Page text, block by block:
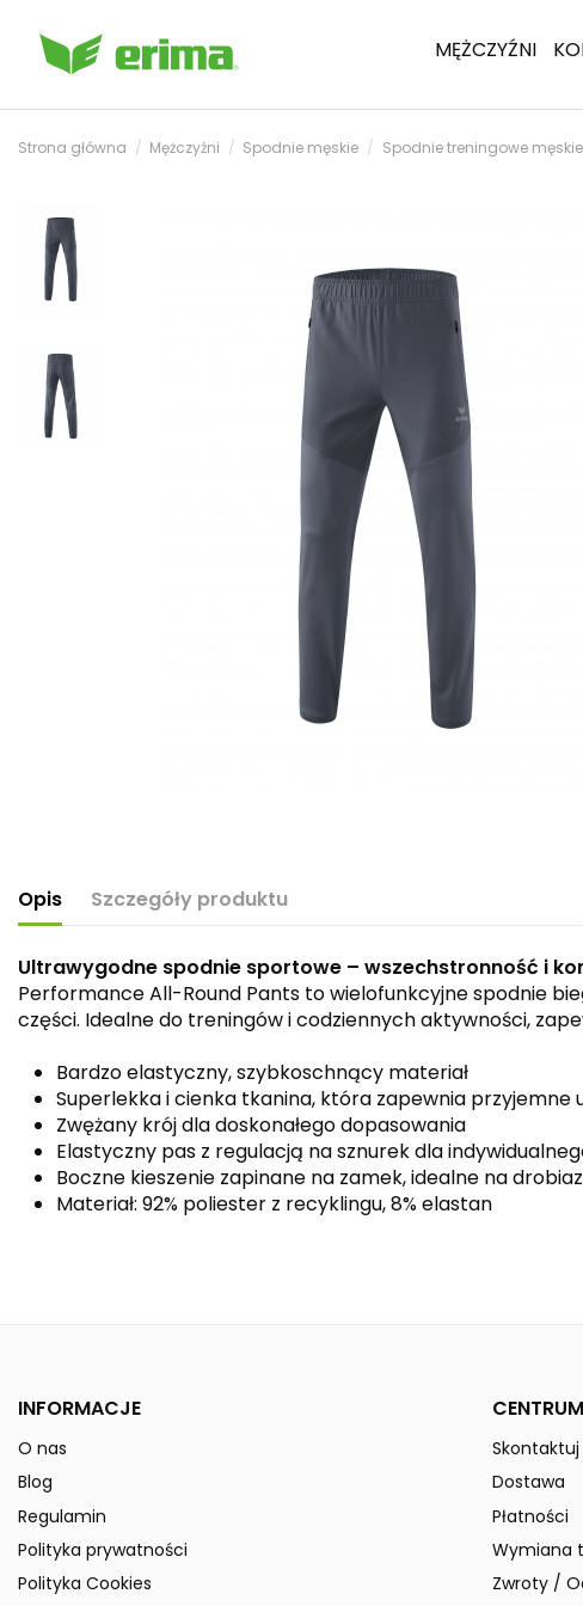
MĘŻCZYŹNI
Strona główna Mężczyźni Spodnie męskie Spodnie treningowe męskie
Opis Szczegóły produktu
Ultrawygodne spodnie sportowe – wszechstronność i
Performance All-Round Pants to wielofunkcyjne spodnie
części. Idealne do treningów i codziennych aktywności,
Bardzo elastyczny, szybkoschnący materiał
Superlekka i cienka tkanina, która zapewnia przyjemne
Zwężany krój dla doskonałego dopasowania
Elastyczny pas z regulacją na sznurek dla
Boczne kieszenie zapinane na zamek, idealne na
Materiał: 92% poliester z recyklingu, 8% elastan
Data dostępności:
» Podmiot odpowiedzialny
INFORMACJE
O nas
Blog
Regulamin
Polityka prywatności
Polityka Cookies
Dostawa
Płatności
Wymiana
Zwroty /